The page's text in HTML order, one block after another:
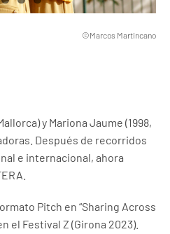
©Marcos Martincano
y Mariona Jaume (1998,
Después de recorridos
e internacional, ahora
Pitch en “Sharing Across
el Festival Z (Girona 2023).